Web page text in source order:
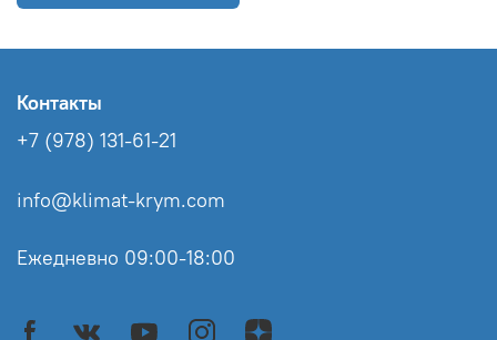
Контакты
+7 (978) 131-61-21
info@klimat-krym.com
Ежедневно 09:00-18:00